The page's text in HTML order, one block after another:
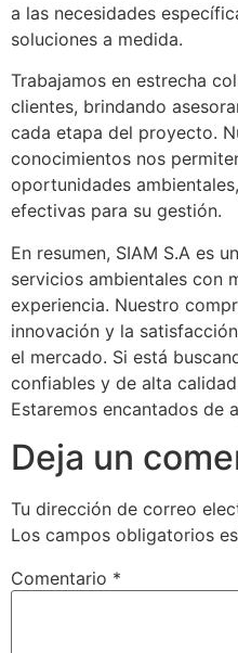
a las necesidades
soluciones a medida.
Trabajamos en estrecha
clientes, brindando
cada etapa del proyecto.
conocimientos nos
oportunidades
efectivas para su gestión.
En resumen, SIAM S.A es
servicios ambientales con
experiencia. Nuestro
innovación y la
el mercado. Si está
confiables y de alta
Estaremos encantados de
Deja un
Tu dirección de correo
Los campos obligatorios
Comentario *